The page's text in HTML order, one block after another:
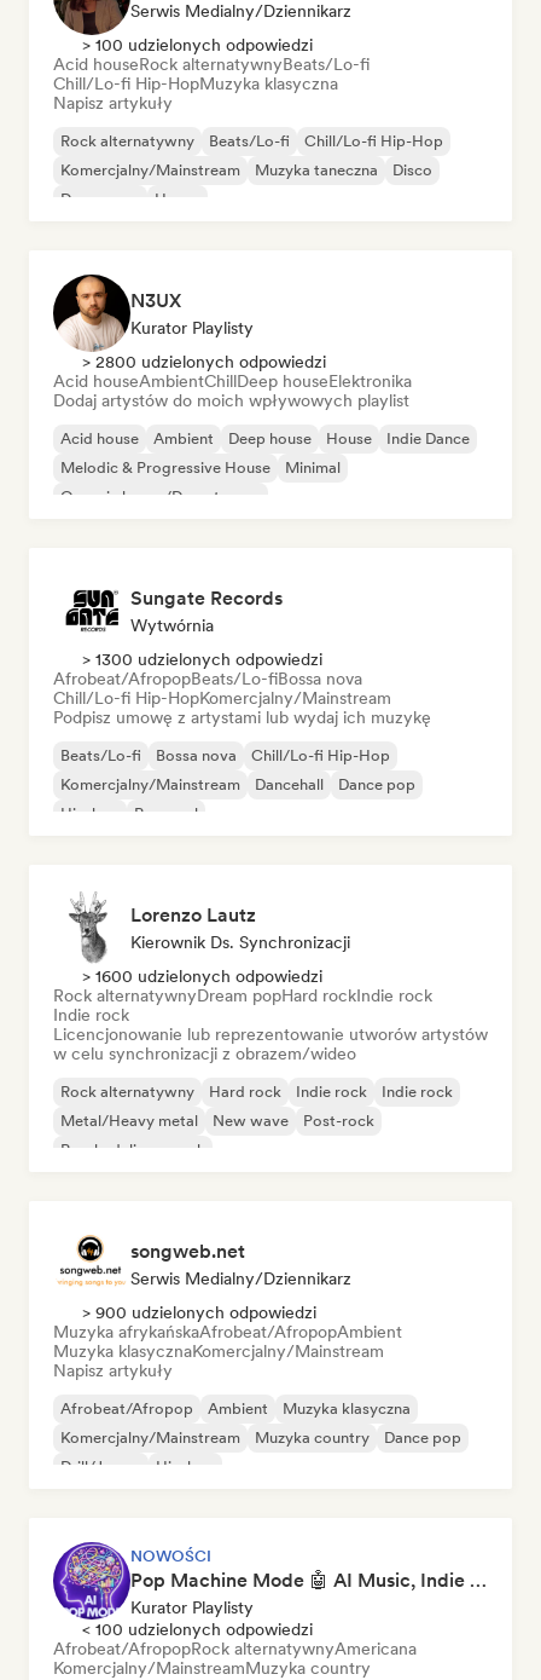
Serwis Medialny/Dziennikarz
> 100 udzielonych odpowiedzi
Acid houseRock alternatywnyBeats/Lo-fi
Chill/Lo-fi Hip-HopMuzyka klasyczna
Napisz artykuły
Rock alternatywny Beats/Lo-fi
Chill/Lo-fi Hip-Hop
Komercjalny/Mainstream
Muzyka taneczna
Disco
Dream pop
House
N3UX
Kurator Playlisty
> 2800 udzielonych odpowiedzi
Acid houseAmbientChillDeep houseElektronika
Dodaj artystów do moich wpływowych playlist
Acid house Ambient Deep house House
Indie Dance
Melodic & Progressive House
Minimal
Organic house/Downtempo
Sungate Records
Wytwórnia
> 1300 udzielonych odpowiedzi
Afrobeat/AfropopBeats/Lo-fiBossa nova
Chill/Lo-fi Hip-HopKomercjalny/Mainstream
Podpisz umowę z artystami lub wydaj ich muzykę
Beats/Lo-fi Bossa nova
Chill/Lo-fi Hip-Hop
Komercjalny/Mainstream
Dancehall
Dance pop
Hip-hop
Pop-soul
Lorenzo Lautz
Kierownik Ds. Synchronizacji
> 1600 udzielonych odpowiedzi
Rock alternatywnyDream popHard rockIndie rock
Indie rock
Licencjonowanie lub reprezentowanie utworów artystów
w celu synchronizacji z obrazem/wideo
Rock alternatywny Hard rock Indie rock
Indie rock
Metal/Heavy metal
New wave
Post-rock
Psychedeliczny rock
songweb.net
Serwis Medialny/Dziennikarz
> 900 udzielonych odpowiedzi
Muzyka afrykańskaAfrobeat/AfropopAmbient
Muzyka klasycznaKomercjalny/Mainstream
Napisz artykuły
Afrobeat/Afropop Ambient
Muzyka klasyczna
Komercjalny/Mainstream
Muzyka country
Dance pop
Drill/Jersey
Hip-hop
NOWOŚCI
Pop Machine Mode 🤖 AI Music, Indie Pop & Dream Pop
Kurator Playlisty
< 100 udzielonych odpowiedzi
Afrobeat/AfropopRock alternatywnyAmericana
Komercjalny/MainstreamMuzyka country